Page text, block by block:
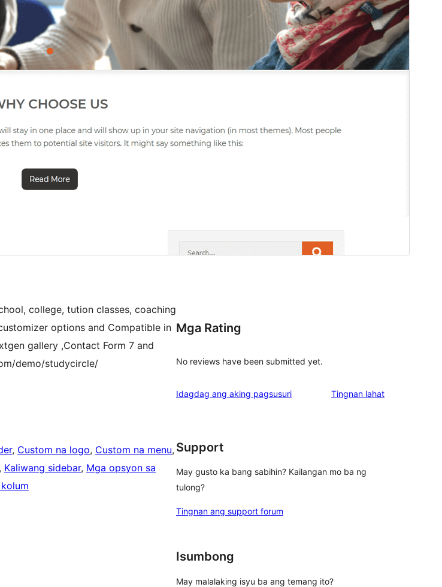
college, tution classes, coaching
options and Compatible in
gallery ,Contact Form 7 and
demo/studycircle/
, Custom na logo, Custom na menu ,
, Kaliwang sidebar, Mga opsyon sa
Mga Rating
No reviews have been submitted yet.
Idagdag ang aking pagsusuri Tingnan lahatng
Support
May gusto ka bang sabihin? Kailangan mo ba ng
tulong?
Tingnan ang support forum
Isumbong
May malalaking isyu ba ang temang ito?